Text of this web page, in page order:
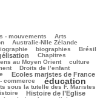
- mouvements Arts
Australie-Nlle Zélande
biographies Brésil
Chapitres
au Moyen Orient culture
Droits de l’enfant
Ecoles maristes de France
commerce éducation
sous la tutelle des F. Maristes
Histoire de l’Eglise